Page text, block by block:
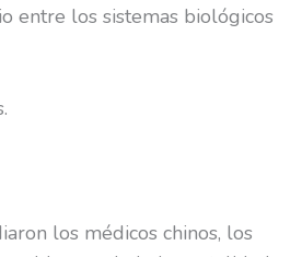
entre los sistemas biológicos
los médicos chinos, los